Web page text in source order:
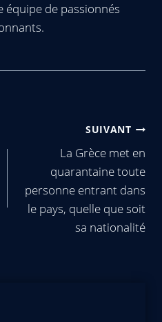
équipe de passionnés
SUIVANT
La Grèce met en
quarantaine toute
personne entrant dans
le pays, quelle que soit
sa nationalité